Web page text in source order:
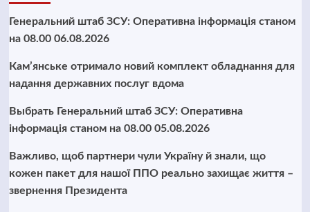
Генеральний штаб ЗСУ: Оперативна інформація станом
на 08.00 06.08.2026
Кам’янське отримало новий комплект обладнання для
надання державних послуг вдома
Выбрать Генеральний штаб ЗСУ: Оперативна
інформація станом на 08.00 05.08.2026
Важливо, щоб партнери чули Україну й знали, що
кожен пакет для нашої ППО реально захищає життя –
звернення Президента